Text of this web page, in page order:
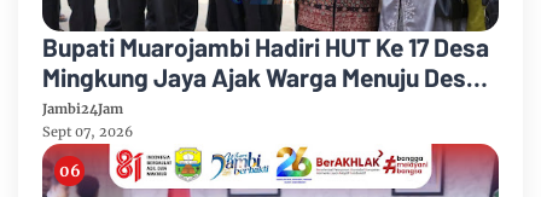
Bupati Muarojambi Hadiri HUT Ke 17 Desa
Mingkung Jaya Ajak Warga Menuju Desa
Mandiri 2026
Jambi24Jam
Sept 07, 2026